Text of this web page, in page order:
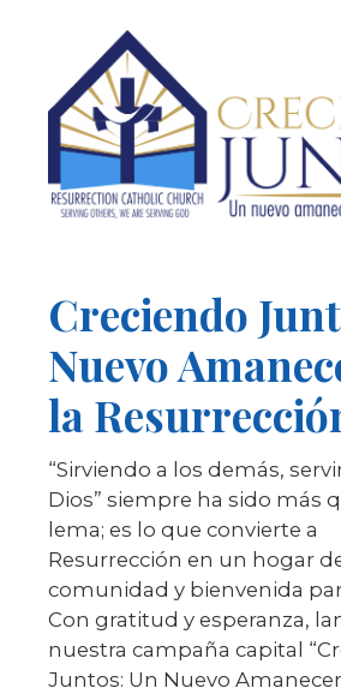
Creciendo
Nuevo
la
“Sirviendo a los demás,
Dios” siempre ha sido más
lema; es lo que convierte a
Resurrección en un hogar
comunidad y bienvenida
Con gratitud y esperanza,
nuestra campaña capital
Juntos: Un Nuevo